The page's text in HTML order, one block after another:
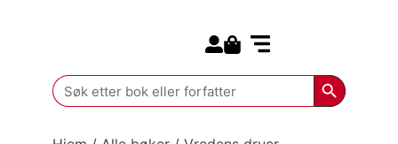
Search
for:
Search